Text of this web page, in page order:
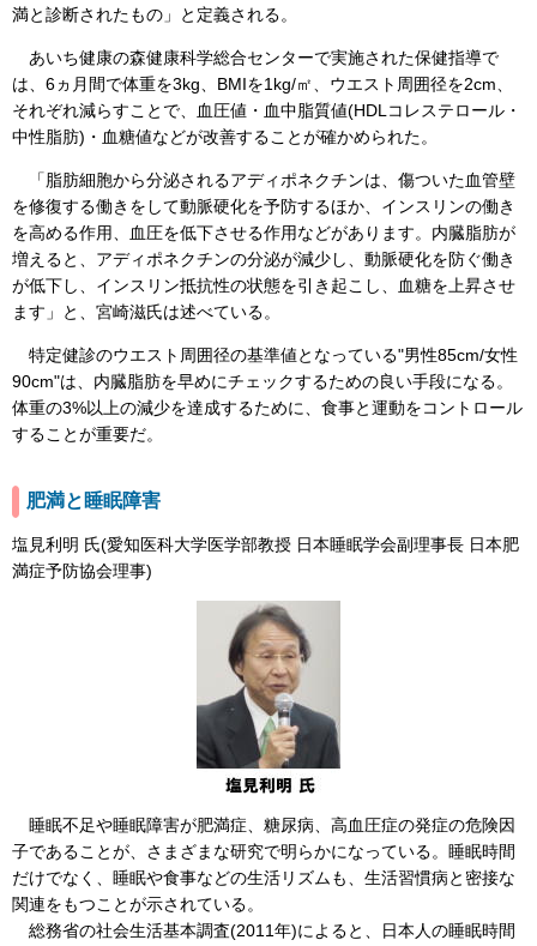
満と診断されたもの」と定義される。
あいち健康の森健康科学総合センターで実施された保健指導で
は、6ヵ月間で体重を3kg、BMIを1kg/㎡、ウエスト周囲径を2cm、
それぞれ減らすことで、血圧値・血中脂質値(HDLコレステロール・
中性脂肪)・血糖値などが改善することが確かめられた。
「脂肪細胞から分泌されるアディポネクチンは、傷ついた血管壁
を修復する働きをして動脈硬化を予防するほか、インスリンの働き
を高める作用、血圧を低下させる作用などがあります。内臓脂肪が
増えると、アディポネクチンの分泌が減少し、動脈硬化を防ぐ働き
が低下し、インスリン抵抗性の状態を引き起こし、血糖を上昇させ
ます」と、宮崎滋氏は述べている。
特定健診のウエスト周囲径の基準値となっている"男性85cm/女性
90cm"は、内臓脂肪を早めにチェックするための良い手段になる。
体重の3%以上の減少を達成するために、食事と運動をコントロール
することが重要だ。
肥満と睡眠障害
塩見利明 氏(愛知医科大学医学部教授 日本睡眠学会副理事長 日本肥
満症予防協会理事)
睡眠不足や睡眠障害が肥満症、糖尿病、高血圧症の発症の危険因
子であることが、さまざまな研究で明らかになっている。睡眠時間
だけでなく、睡眠や食事などの生活リズムも、生活習慣病と密接な
関連をもつことが示されている。
総務省の社会生活基本調査(2011年)によると、日本人の睡眠時間